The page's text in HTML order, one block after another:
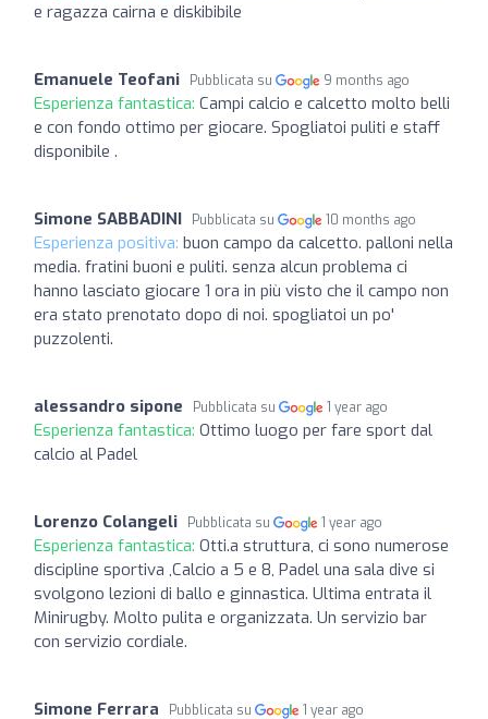
e ragazza cairna e diskibibile
Emanuele Teofani Pubblicata su 9 months ago
Esperienza fantastica: Campi calcio e calcetto molto belli
e con fondo ottimo per giocare. Spogliatoi puliti e staff
disponibile .
Simone SABBADINI Pubblicata su 10 months ago
Esperienza positiva: buon campo da calcetto. palloni nella
media. fratini buoni e puliti. senza alcun problema ci
hanno lasciato giocare 1 ora in più visto che il campo non
era stato prenotato dopo di noi. spogliatoi un po'
puzzolenti.
alessandro sipone Pubblicata su 1 year ago
Esperienza fantastica: Ottimo luogo per fare sport dal
calcio al Padel
Lorenzo Colangeli Pubblicata su 1 year ago
Esperienza fantastica: Otti.a struttura, ci sono numerose
discipline sportiva ,Calcio a 5 e 8, Padel una sala dive si
svolgono lezioni di ballo e ginnastica. Ultima entrata il
Minirugby. Molto pulita e organizzata. Un servizio bar
con servizio cordiale.
Simone Ferrara Pubblicata su 1 year ago